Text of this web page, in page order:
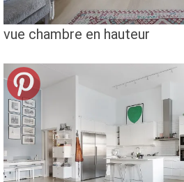
vue chambre en hauteur